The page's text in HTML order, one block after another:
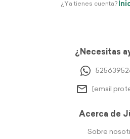
¿Ya tienes cuenta?
¿Necesitas
[email
Acerca de
Sobre